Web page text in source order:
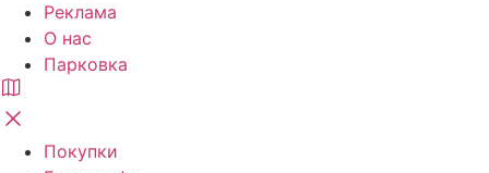
Реклама
О нас
Парковка
Покупки